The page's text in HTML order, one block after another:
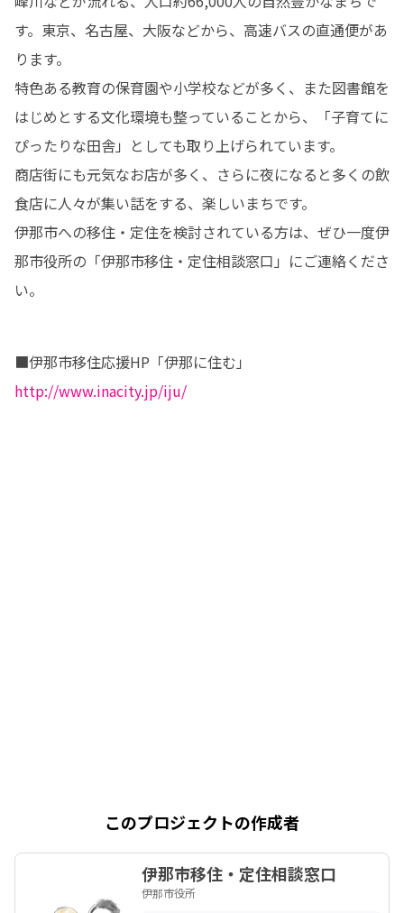
す。東京、名古屋、大阪などから、高速バスの直通便があ
ります。
特色ある教育の保育園や小学校などが多く、また図書館を
はじめとする文化環境も整っていることから、「子育てに
ぴったりな田舎」としても取り上げられています。
商店街にも元気なお店が多く、さらに夜になると多くの飲
食店に人々が集い話をする、楽しいまちです。
伊那市への移住・定住を検討されている方は、ぜひ一度伊
那市役所の「伊那市移住・定住相談窓口」にご連絡くださ
い。
■伊那市移住応援HP「伊那に住む」
http://www.inacity.jp/iju/
このプロジェクトの作成者
伊那市移住・定住相談窓口
伊那市役所